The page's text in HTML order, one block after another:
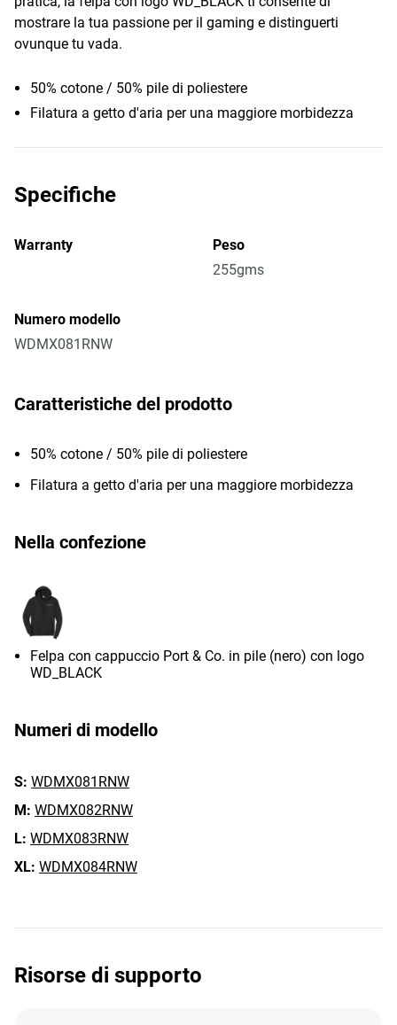
mostrare la tua passione per il gaming e distinguerti
ovunque tu vada.
50% cotone / 50% pile di poliestere
Filatura a getto d'aria per una maggiore morbidezza
Specifiche
Warranty
Peso
255gms
Numero modello
WDMX081RNW
Caratteristiche del prodotto
50% cotone / 50% pile di poliestere
Filatura a getto d'aria per una maggiore morbidezza
Nella confezione
Felpa con cappuccio Port & Co. in pile (nero) con logo
WD_BLACK
Numeri di modello
S: WDMX081RNW
M: WDMX082RNW
L: WDMX083RNW
XL: WDMX084RNW
Risorse di supporto